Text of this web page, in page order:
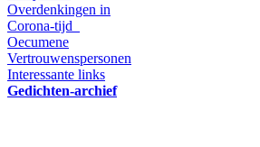
Overdenkingen in
Corona-tijd
Oecumene
Vertrouwenspersonen
Interessante links
Gedichten-archief